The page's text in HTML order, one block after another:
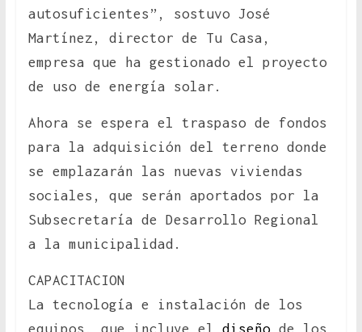
autosuficientes”, sostuvo José
Martínez, director de Tu Casa,
empresa que ha gestionado el proyecto
de uso de energía solar.
Ahora se espera el traspaso de fondos
para la adquisición del terreno donde
se emplazarán las nuevas viviendas
sociales, que serán aportados por la
Subsecretaría de Desarrollo Regional
a la municipalidad.
CAPACITACION
La tecnología e instalación de los